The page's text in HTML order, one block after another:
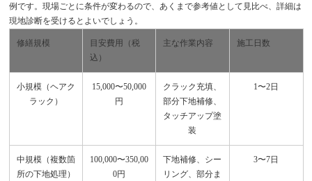
例です。現場ごとに条件が変わるので、あくまで参考値として見比べ、詳細は
現地診断を受けるとよいでしょう。
修繕規模
目安費用（税
込）
主な作業内容 施工日数
小規模（ヘアク
ラック）
15,000〜50,000
円
クラック充填、
部分下地補修、
タッチアップ塗
装
1〜2日
中規模（複数箇
所の下地処理）
100,000〜350,00
0円
下地補修、シー
リング、部分ま
3〜7日